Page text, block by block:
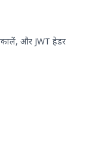
और JWT हेडर